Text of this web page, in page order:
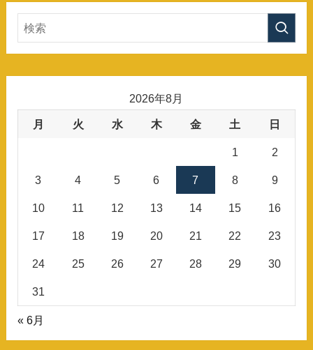
2026年8月
月 火 水 木 金 土 日
1 2
3 4 5 6 7 8 9
10 11 12 13 14 15 16
17 18 19 20 21 22 23
24 25 26 27 28 29 30
31
« 6月